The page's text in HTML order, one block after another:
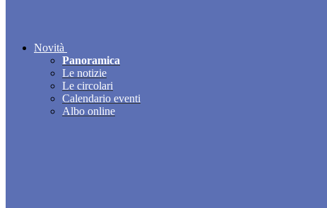
Novità
Panoramica
Le notizie
Le circolari
Calendario eventi
Albo online